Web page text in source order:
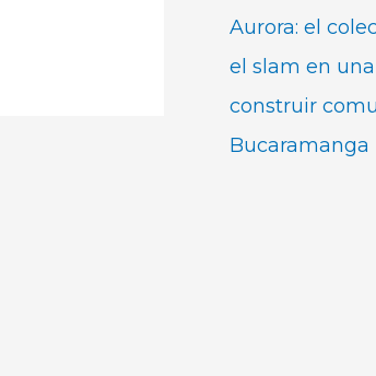
Aurora: el
el slam en
construir
Bucaramanga